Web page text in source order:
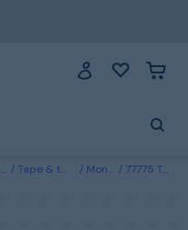
Tape & tætningslister Monteringstape 77775 Tesa Skrue Selvklæbende, 2x1 kg